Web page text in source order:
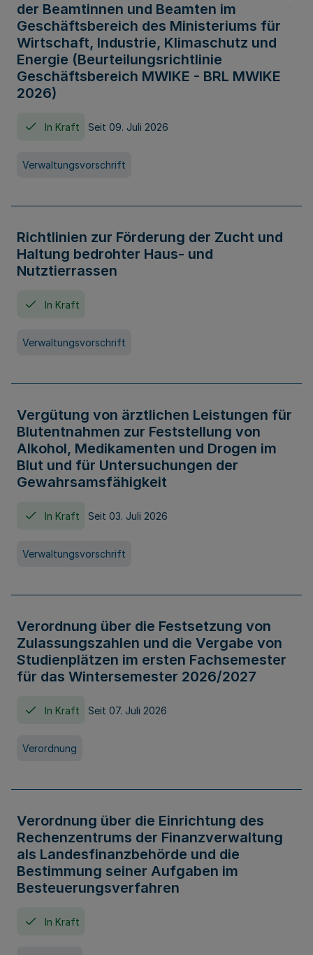
der Beamtinnen und Beamten im
Geschäftsbereich des Ministeriums für
Wirtschaft, Industrie, Klimaschutz und
Energie (Beurteilungsrichtlinie
Geschäftsbereich MWIKE - BRL MWIKE
2026)
In Kraft Seit 09. Juli 2026
Verwaltungsvorschrift
Richtlinien zur Förderung der Zucht und
Haltung bedrohter Haus- und
Nutztierrassen
In Kraft
Verwaltungsvorschrift
Vergütung von ärztlichen Leistungen für
Blutentnahmen zur Feststellung von
Alkohol, Medikamenten und Drogen im
Blut und für Untersuchungen der
Gewahrsamsfähigkeit
In Kraft Seit 03. Juli 2026
Verwaltungsvorschrift
Verordnung über die Festsetzung von
Zulassungszahlen und die Vergabe von
Studienplätzen im ersten Fachsemester
für das Wintersemester 2026/2027
In Kraft Seit 07. Juli 2026
Verordnung
Verordnung über die Einrichtung des
Rechenzentrums der Finanzverwaltung
als Landesfinanzbehörde und die
Bestimmung seiner Aufgaben im
Besteuerungsverfahren
In Kraft